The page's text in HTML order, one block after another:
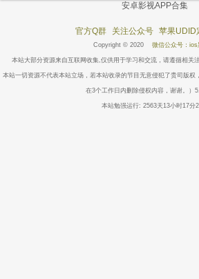
安卓影视APP合集
官方Q群 关注公众号 苹果UDID
Copyright © 2020 微信公众号：ios
本站大部分资源来自互联网收集,仅供用于学习和交流，请遵循相关
本站一切资源不代表本站立场，若本站收录的节目无意侵犯了贵司版
在3个工作日内删除侵权内容，谢谢。
本站勉强运行: 2563天13小时17分